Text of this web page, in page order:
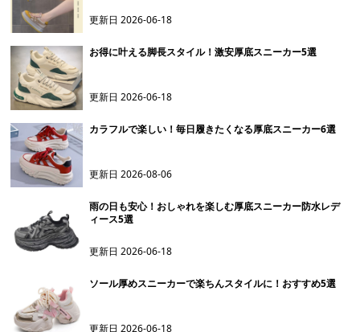
更新日2026-06-18
お得に叶える脚長スタイル！激安厚底スニーカー5選
更新日2026-06-18
カラフルで楽しい！毎日履きたくなる厚底スニーカー6選
更新日2026-08-06
雨の日も安心！おしゃれを楽しむ厚底スニーカー防水レデ
ィース5選
更新日2026-06-18
ソール厚めスニーカーで楽ちんスタイルに！おすすめ5選
更新日2026-06-18